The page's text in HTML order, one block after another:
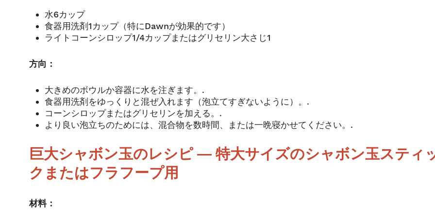
水6カップ
食器用洗剤1カップ（特にDawnが効果的です）
ライトコーンシロップ1/4カップまたはグリセリン大さじ1
方向：
大きめのボウルか容器に水を注ぎます。.
食器用洗剤をゆっくりと混ぜ入れます（泡立てすぎないように）。.
コーンシロップまたはグリセリンを加える。.
より良い泡立ちのためには、混合物を数時間、または一晩寝かせてください。.
巨大シャボン玉のレシピ ― 特大サイズのシャボン玉スティ
クまたはフラフープ用
材料：